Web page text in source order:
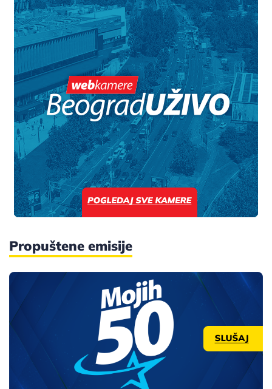
Propuštene emisije